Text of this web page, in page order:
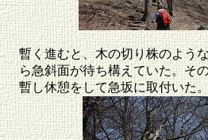
暫く進むと、木の切り株のよう
ら急斜面が待ち構えていた。そ
暫し休憩をして急坂に取付いた